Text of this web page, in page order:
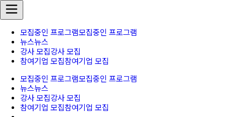
모집중인 프로그램모집중인 프로그램
뉴스뉴스
강사 모집강사 모집
참여기업 모집참여기업 모집
모집중인 프로그램모집중인 프로그램
뉴스뉴스
강사 모집강사 모집
참여기업 모집참여기업 모집